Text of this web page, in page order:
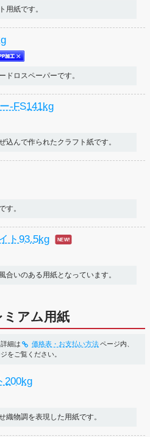
用紙です。
ドロスペーパーです。
-FS141kg
込んで作られたクラフト紙です。
す。
ト93.5kg
合いのある用紙となっています。
ミアム用紙
細は 価格表・お支払い方法ページ内、
をご覧ください。
200kg
織物調を表現した用紙です。